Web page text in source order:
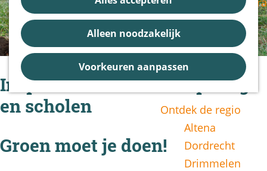
Alleen noodzakelijk
Voorkeuren aanpassen
e
h
o
e
a
e
B&B vol leven
Nieuws &
Updates
Ontdek de regio
Altena
Dordrecht
Drimmelen
Inspiratie voor kinderopvang
en scholen
Groen moet je doen!